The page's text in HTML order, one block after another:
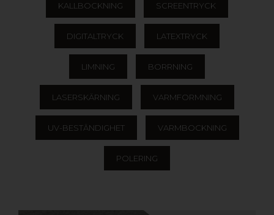
KALLBOCKNING SCREENTRYCK
DIGITALTRYCK LATEXTRYCK
LIMNING BORRNING
LASERSKÄRNING VARMFORMNING
UV-BESTÄNDIGHET VARMBOCKNING
POLERING